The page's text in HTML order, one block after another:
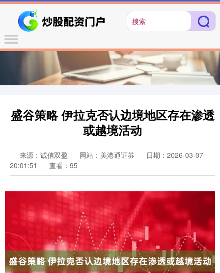
盛谷策略 伊拉克否认边境地区存在渗透
或越境活动
来源：诚信双盈 网站：美港通证券
日期：2026-03-07
20:01:51
查看：95